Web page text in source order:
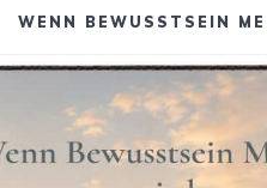
WENN BEWUSSTSEIN